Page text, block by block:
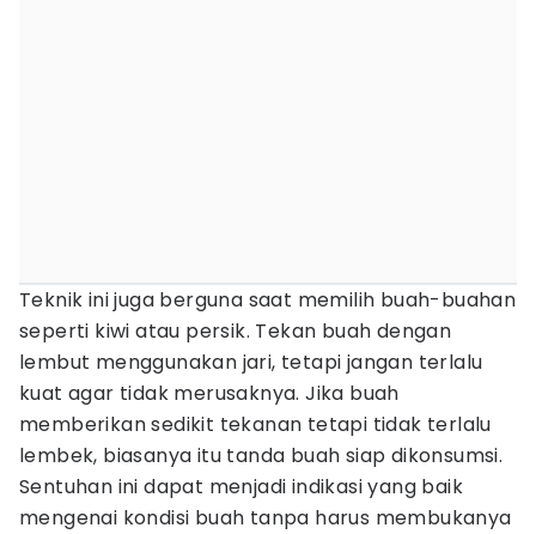
Teknik ini juga berguna saat memilih buah-buahan
seperti kiwi atau persik. Tekan buah dengan
lembut menggunakan jari, tetapi jangan terlalu
kuat agar tidak merusaknya. Jika buah
memberikan sedikit tekanan tetapi tidak terlalu
lembek, biasanya itu tanda buah siap dikonsumsi.
Sentuhan ini dapat menjadi indikasi yang baik
mengenai kondisi buah tanpa harus membukanya